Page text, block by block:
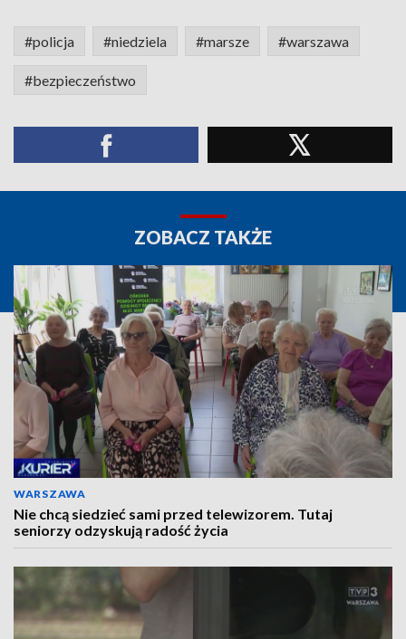
#policja #niedziela #marsze #warszawa
#bezpieczeństwo
ZOBACZ TAKŻE
WARSZAWA
Nie chcą siedzieć sami przed telewizorem. Tutaj
seniorzy odzyskują radość życia